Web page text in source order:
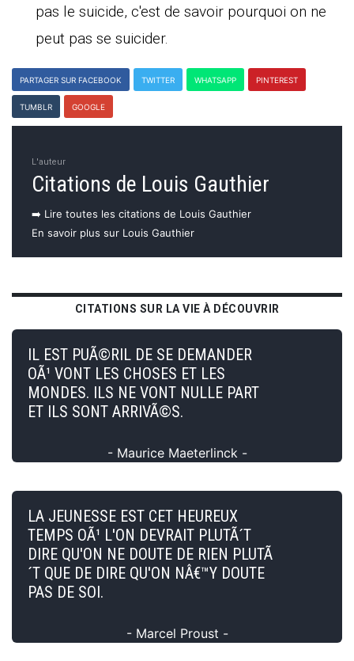
pas le suicide, c'est de savoir pourquoi on ne
peut pas se suicider.
PARTAGER SUR FACEBOOK TWITTER WHATSAPP PINTEREST
TUMBLR GOOGLE
L'auteur
Citations de Louis Gauthier
➡️ Lire toutes les citations de Louis Gauthier
En savoir plus sur Louis Gauthier
CITATIONS SUR LA VIE À DÉCOUVRIR
IL EST PUÃ©RIL DE SE DEMANDER
OÃ¹ VONT LES CHOSES ET LES
MONDES. ILS NE VONT NULLE PART
ET ILS SONT ARRIVÃ©S.
- Maurice Maeterlinck -
LA JEUNESSE EST CET HEUREUX
TEMPS OÃ¹ L'ON DEVRAIT PLUTÃ´T
DIRE QU'ON NE DOUTE DE RIEN PLUTÃ
´T QUE DE DIRE QU'ON NÂ€™Y DOUTE
PAS DE SOI.
- Marcel Proust -